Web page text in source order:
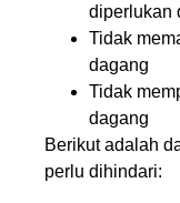
diperlukan
Tidak
dagang
Tidak
dagang
Berikut adalah
perlu dihindari: